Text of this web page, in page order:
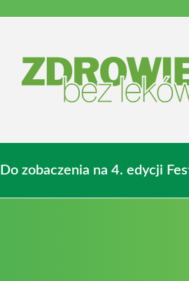
Do zobaczenia na 4. edycji